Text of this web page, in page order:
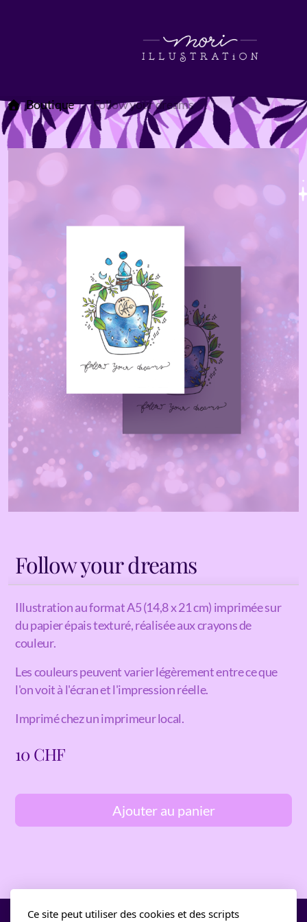
Boutique Follow your dreams
Follow your dreams
Illustration au format A5 (14,8 x 21 cm) imprimée sur
du papier épais texturé, réalisée aux crayons de
couleur.
Les couleurs peuvent varier légèrement entre ce que
l'on voit à l'écran et l'impression réelle.
Imprimé chez un imprimeur local.
10 CHF
Ajouter au panier
Ce site peut utiliser des cookies et des scripts